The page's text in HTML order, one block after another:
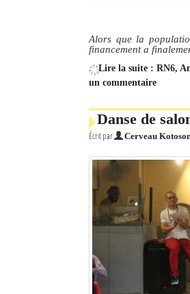
Alors que la
financement a
Lire la suite : RN6,
un commentaire
Danse de
Écrit par Cerveau